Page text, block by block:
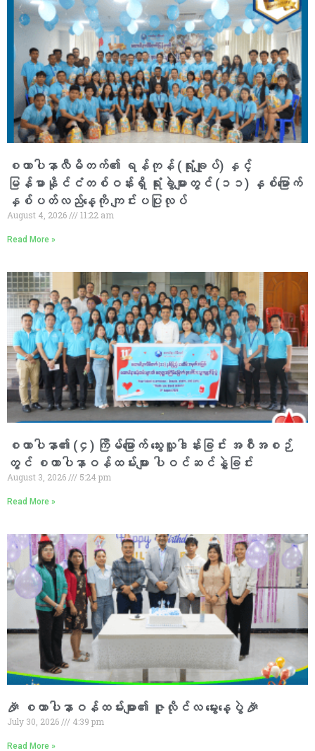
စထာပါနာလီမိတက်၏ ရန်ကုန် (ရုံးချုပ်) နှင့်
မြန်မာနိုင်ငံတစ်ဝန်းရှိ ရုံးခွဲများတွင် (၁၁) နှစ်မြောက်
နှစ်ပတ်လည်နေ့ကို ကျင်းပပြုလုပ်
August 4, 2026 11:22 am
Read More »
စထာပါနာ၏ (၄) ကြိမ်မြောက် သွေးလှူဒါန်းခြင်း အစီအစဉ်
တွင် စထာပါနာဝန်ထမ်းများ ပါဝင်ဆင်နွှဲခြင်း
August 3, 2026 5:24 pm
Read More »
🎉 စထာပါနာဝန်ထမ်းများ၏ ဇူလိုင်လ မွေးနေ့ပွဲ 🎉
July 30, 2026 4:39 pm
Read More »